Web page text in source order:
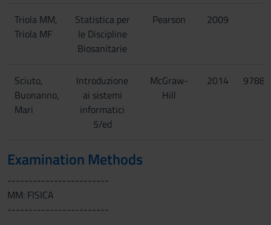
Triola MM,
Triola MF
Statistica per
le Discipline
Biosanitarie
Pearson 2009
Sciuto,
Buonanno,
Mari
Introduzione
ai sistemi
informatici
5/ed
McGraw-
Hill
2014
Examination Methods
------------------------
MM: FISICA
------------------------